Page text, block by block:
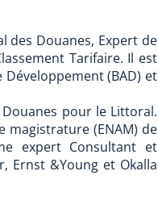
des Douanes, Expert de
Tarifaire. Il est
(BAD) et
pour le Littoral.
magistrature (ENAM) de
expert Consultant et
Ernst &Young et Okalla